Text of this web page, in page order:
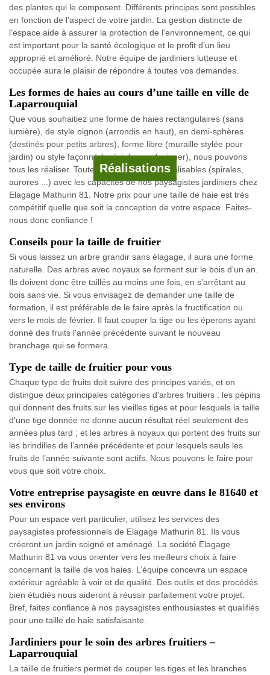
Réalisations
des plantes qui le composent. Différents principes sont possibles
en fonction de l’aspect de votre jardin. La gestion distincte de
l'espace aide à assurer la protection de l'environnement, ce qui
est important pour la santé écologique et le profit d’un lieu
approprié et amélioré. Notre équipe de jardiniers lutteuse et
occupée aura le plaisir de répondre à toutes vos demandes.
Les formes de haies au cours d’une taille en ville de
Laparrouquial
Que vous souhaitiez une forme de haies rectangulaires (sans
lumière), de style oignon (arrondis en haut), en demi-sphères
(destinés pour petits arbres), forme libre (muraille stylée pour
jardin) ou style façonné (spécial pour designer), nous pouvons
tous les réaliser. Toutes les aspects sont réalisables (spirales,
aurores ...) avec les capacités de nos paysagistes jardiniers chez
Elagage Mathurin 81. Notre prix pour une taille de haie est très
compétitif quelle que soit la conception de votre espace. Faites-
nous donc confiance !
Conseils pour la taille de fruitier
Si vous laissez un arbre grandir sans élagage, il aura une forme
naturelle. Des arbres avec noyaux se forment sur le bois d'un an.
Ils doivent donc être taillés au moins une fois, en s'arrêtant au
bois sans vie. Si vous envisagez de demander une taille de
formation, il est préférable de le faire après la fructification ou
vers le mois de février. Il faut couper la tige ou les éperons ayant
donné des fruits l'année précédente suivant le nouveau
branchage qui se formera.
Type de taille de fruitier pour vous
Chaque type de fruits doit suivre des principes variés, et on
distingue deux principales catégories d'arbres fruitiers : les pépins
qui donnent des fruits sur les vieilles tiges et pour lesquels la taille
d'une tige donnée ne donne aucun résultat réel seulement des
années plus tard ; et les arbres à noyaux qui portent des fruits sur
les brindilles de l’année précédente et pour lesquels seuls les
fruits de l’année suivante sont actifs. Nous pouvons le faire pour
vous que soit votre choix.
Votre entreprise paysagiste en œuvre dans le 81640 et
ses environs
Pour un espace vert particulier, utilisez les services des
paysagistes professionnels de Elagage Mathurin 81. Ils vous
créeront un jardin soigné et aménagé. La société Elagage
Mathurin 81 va vous orienter vers les meilleurs choix à faire
concernant la taille de vos haies. L’équipe concevra un espace
extérieur agréable à voir et de qualité. Des outils et des procédés
bien étudiés nous aideront à réussir parfaitement votre projet.
Bref, faites confiance à nos paysagistes enthousiastes et qualifiés
pour une taille de haie satisfaisante.
Jardiniers pour le soin des arbres fruitiers –
Laparrouquial
La taille de fruitiers permet de couper les tiges et les branches